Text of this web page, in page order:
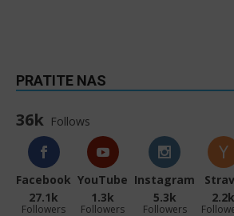
PRATITE NAS
36k Follows
Facebook
27.1k
Followers
YouTube
1.3k
Followers
Instagram
5.3k
Followers
2.2k